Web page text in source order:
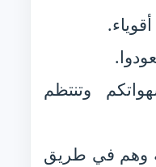
وتنتظم
وهم في طريق